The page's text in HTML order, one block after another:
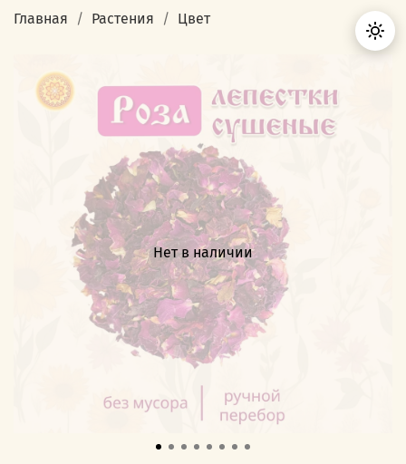
Главная Растения Цвет
Нет в наличии